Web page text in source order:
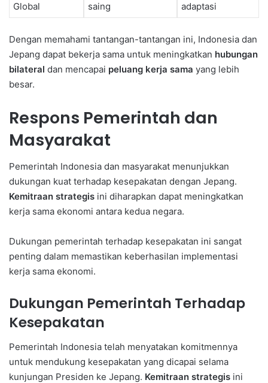
Global
saing
adaptasi
Dengan memahami tantangan-tantangan ini, Indonesia dan
Jepang dapat bekerja sama untuk meningkatkan hubungan
bilateral dan mencapai peluang kerja sama yang lebih
besar.
Respons Pemerintah dan
Masyarakat
Pemerintah Indonesia dan masyarakat menunjukkan
dukungan kuat terhadap kesepakatan dengan Jepang.
Kemitraan strategis ini diharapkan dapat meningkatkan
kerja sama ekonomi antara kedua negara.
Dukungan pemerintah terhadap kesepakatan ini sangat
penting dalam memastikan keberhasilan implementasi
kerja sama ekonomi.
Dukungan Pemerintah Terhadap
Kesepakatan
Pemerintah Indonesia telah menyatakan komitmennya
untuk mendukung kesepakatan yang dicapai selama
kunjungan Presiden ke Jepang. Kemitraan strategis ini